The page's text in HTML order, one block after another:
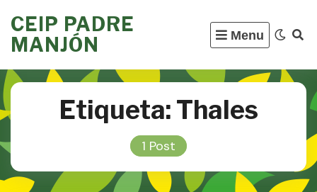
to
content
CEIP PADRE
MANJÓN
Menu
Etiqueta: Thales
1 Post